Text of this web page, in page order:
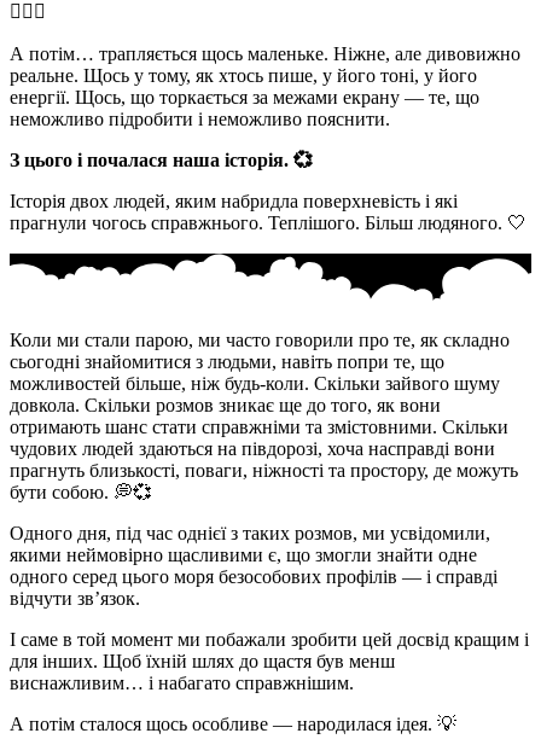
😮‍💨💔
А потім… трапляється щось маленьке. Ніжне, але дивовижно
реальне. Щось у тому, як хтось пише, у його тоні, у його
енергії. Щось, що торкається за межами екрану — те, що
неможливо підробити і неможливо пояснити.
З цього і почалася наша історія. 💞
Історія двох людей, яким набридла поверхневість і які
прагнули чогось справжнього. Теплішого. Більш людяного. 🤍
Коли ми стали парою, ми часто говорили про те, як складно
сьогодні знайомитися з людьми, навіть попри те, що
можливостей більше, ніж будь‑коли. Скільки зайвого шуму
довкола. Скільки розмов зникає ще до того, як вони
отримають шанс стати справжніми та змістовними. Скільки
чудових людей здаються на півдорозі, хоча насправді вони
прагнуть близькості, поваги, ніжності та простору, де можуть
бути собою. 💭💞
Одного дня, під час однієї з таких розмов, ми усвідомили,
якими неймовірно щасливими є, що змогли знайти одне
одного серед цього моря безособових профілів — і справді
відчути зв’язок.
І саме в той момент ми побажали зробити цей досвід кращим і
для інших. Щоб їхній шлях до щастя був менш
виснажливим… і набагато справжнішим.
А потім сталося щось особливе — народилася ідея. 💡